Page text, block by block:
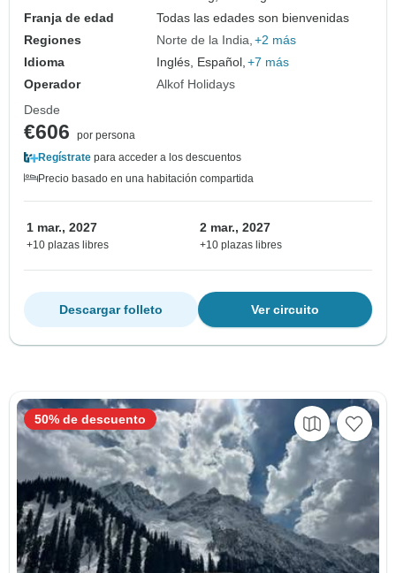
Franja de edad
Todas las edades son bienvenidas
Regiones
Norte de la India +2 más
Idioma
Inglés, Español, +7 más
Operador
Alkof Holidays
Desde
€606
por persona
Regístrate para acceder a los descuentos
Precio basado en una habitación compartida
1 mar., 2027
+10 plazas libres
2 mar., 2027
+10 plazas libres
Ver circuito
Descargar folleto
50% de descuento